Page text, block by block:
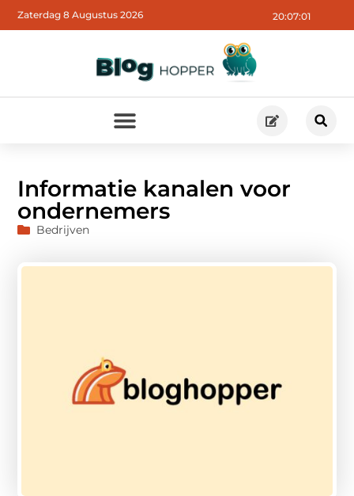
20:07:02
Zaterdag 8 Augustus 2026
Informatie kanalen voor
ondernemers
Bedrijven